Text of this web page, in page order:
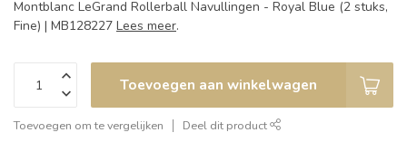
Montblanc LeGrand Rollerball Navullingen - Royal Blue (2 stuks,
Fine) | MB128227 Lees meer.
Toevoegen aan winkelwagen
Toevoegen om te vergelijken Deel dit product